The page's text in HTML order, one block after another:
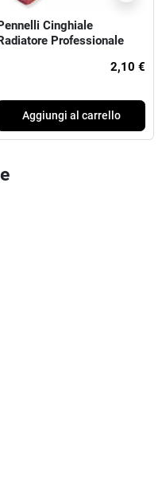
Cinghiale
Professionale
2,10 €
Aggiungi al carrello